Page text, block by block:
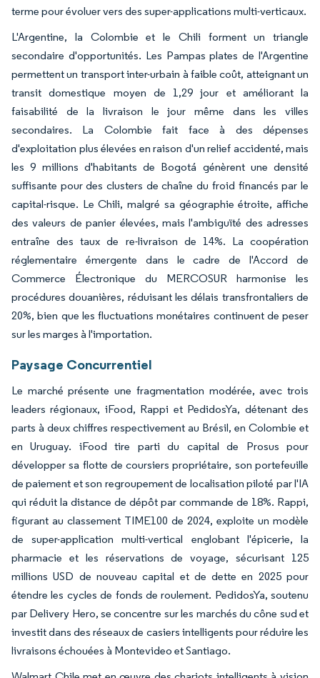
terme pour évoluer vers des super-applications multi-verticaux.
L'Argentine, la Colombie et le Chili forment un triangle
secondaire d'opportunités. Les Pampas plates de l'Argentine
permettent un transport inter-urbain à faible coût, atteignant un
transit domestique moyen de 1,29 jour et améliorant la
faisabilité de la livraison le jour même dans les villes
secondaires. La Colombie fait face à des dépenses
d'exploitation plus élevées en raison d'un relief accidenté, mais
les 9 millions d'habitants de Bogotá génèrent une densité
suffisante pour des clusters de chaîne du froid financés par le
capital-risque. Le Chili, malgré sa géographie étroite, affiche
des valeurs de panier élevées, mais l'ambiguïté des adresses
entraîne des taux de re-livraison de 14%. La coopération
réglementaire émergente dans le cadre de l'Accord de
Commerce Électronique du MERCOSUR harmonise les
procédures douanières, réduisant les délais transfrontaliers de
20%, bien que les fluctuations monétaires continuent de peser
sur les marges à l'importation.
Paysage Concurrentiel
Le marché présente une fragmentation modérée, avec trois
leaders régionaux, iFood, Rappi et PedidosYa, détenant des
parts à deux chiffres respectivement au Brésil, en Colombie et
en Uruguay. iFood tire parti du capital de Prosus pour
développer sa flotte de coursiers propriétaire, son portefeuille
de paiement et son regroupement de localisation piloté par l'IA
qui réduit la distance de dépôt par commande de 18%. Rappi,
figurant au classement TIME100 de 2024, exploite un modèle
de super-application multi-vertical englobant l'épicerie, la
pharmacie et les réservations de voyage, sécurisant 125
millions USD de nouveau capital et de dette en 2025 pour
étendre les cycles de fonds de roulement. PedidosYa, soutenu
par Delivery Hero, se concentre sur les marchés du cône sud et
investit dans des réseaux de casiers intelligents pour réduire les
livraisons échouées à Montevideo et Santiago.